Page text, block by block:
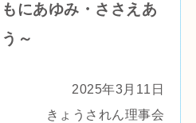
にあゆみ・ささえあ
う～
2025年3月11日
きょうされん理事会